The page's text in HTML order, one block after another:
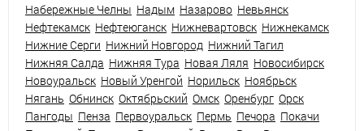
Набережные Челны Надым Назарово Невьянск
Нефтекамск Нефтеюганск Нижневартовск Нижнекамск
Нижние Серги Нижний Новгород Нижний Тагил
Нижняя Салда Нижняя Тура Новая Ляля Новосибирск
Новоуральск Новый Уренгой Норильск Ноябрьск
Нягань Обнинск Октябрьский Омск Оренбург Орск
Пангоды Пенза Первоуральск Пермь Печора Покачи